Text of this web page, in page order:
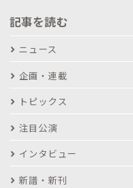
記事を読む
ニュース
企画・連載
トピックス
注目公演
インタビュー
新譜・新刊